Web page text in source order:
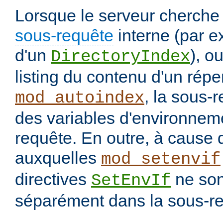
Lorsque le serveur
sous-requête interne (par
d'un DirectoryIndex),
listing du contenu d'un
mod_autoindex, la sous-
des variables
requête. En outre, à cause
auxquelles mod_setenvif
directives SetEnvIf ne
séparément dans la sous-